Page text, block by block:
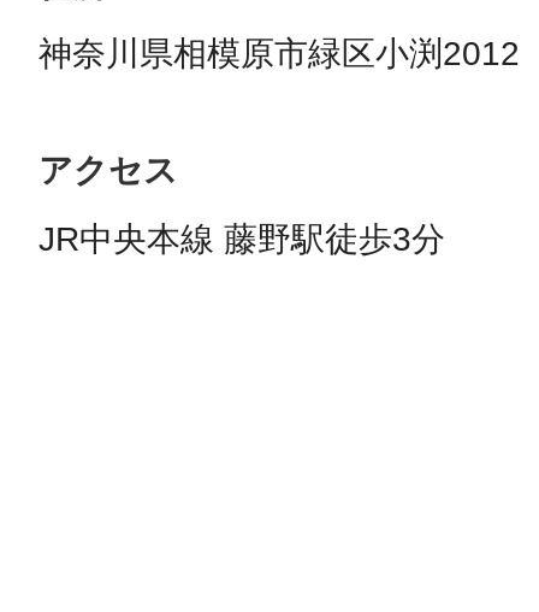
神奈川県相模原市緑区小渕2012
アクセス
JR中央本線 藤野駅徒歩3分